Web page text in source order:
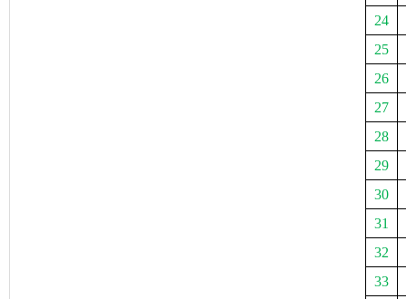
24
25
26
27
28
29
30
31
32
33